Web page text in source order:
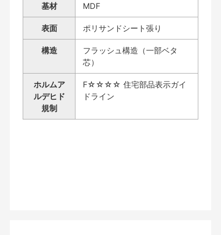
基材 MDF
表面 ポリサンドシート張り
構造
フラッシュ構造（一部ベタ
芯）
ホルムア
ルデヒド
規制
F☆☆☆☆ 住宅部品表示ガイ
ドライン